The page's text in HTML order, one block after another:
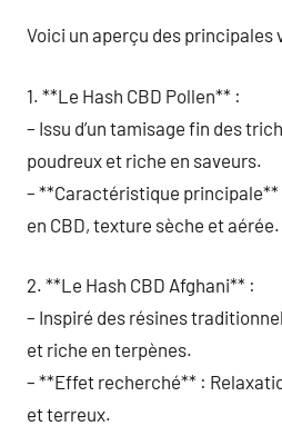
Voici un aperçu des principales
1. **Le Hash CBD Pollen** :
– Issu d’un tamisage fin des
poudreux et riche en saveurs.
– **Caractéristique
en CBD, texture sèche et aérée.
2. **Le Hash CBD Afghani** :
– Inspiré des résines
et riche en terpènes.
– **Effet recherché** :
et terreux.